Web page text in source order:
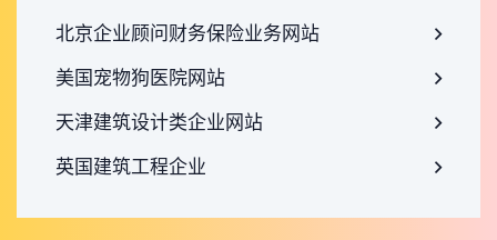
北京企业顾问财务保险业务网站
美国宠物狗医院网站
天津建筑设计类企业网站
英国建筑工程企业